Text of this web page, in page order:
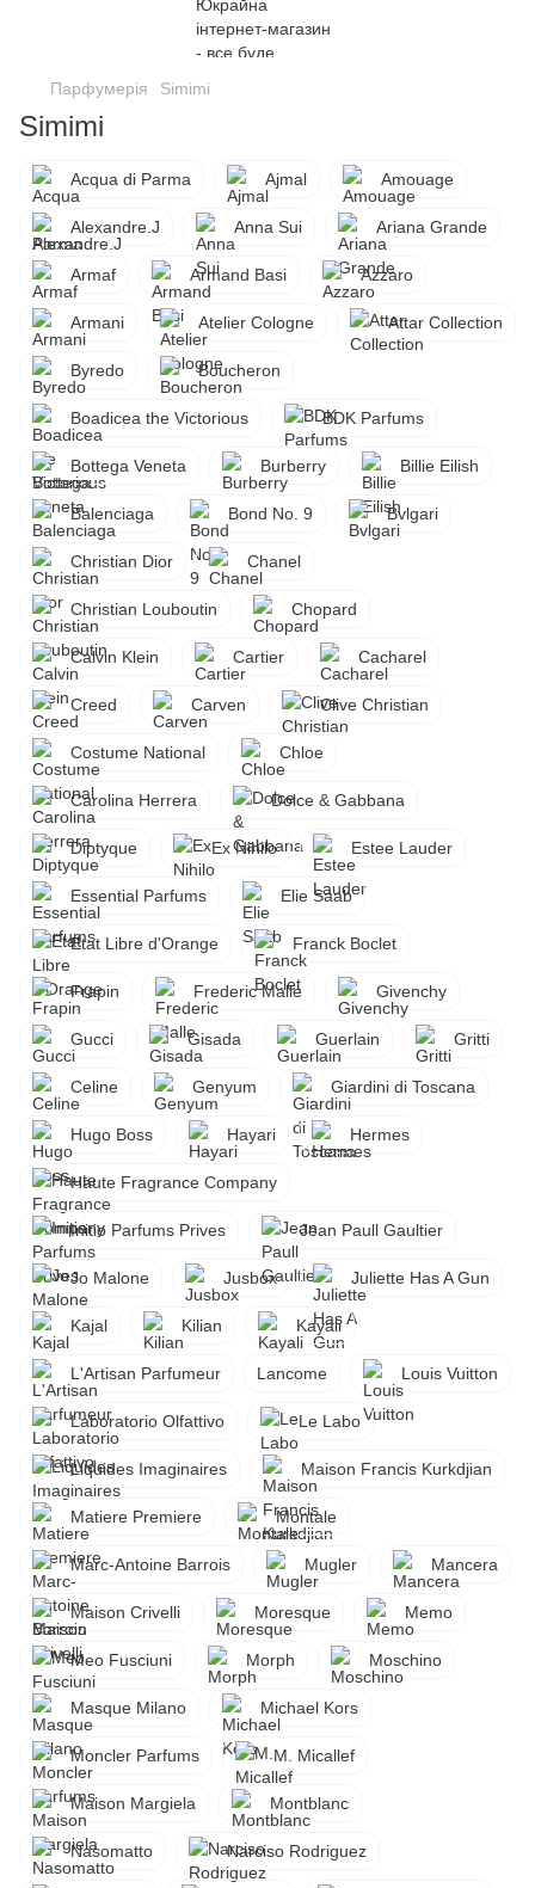
Парфумерія Simimi
Simimi
Acqua di Parma Ajmal Amouage
Alexandre.J Anna Sui Ariana Grande
Armaf Armand Basi Azzaro
Armani Atelier Cologne Attar Collection
Byredo Boucheron
Boadicea the Victorious BDK Parfums
Bottega Veneta Burberry Billie Eilish
Balenciaga Bond No. 9 Bvlgari
Christian Dior Chanel
Christian Louboutin Chopard
Calvin Klein Cartier Cacharel
Creed Carven Clive Christian
Costume National Chloe
Carolina Herrera Dolce & Gabbana
Diptyque Ex Nihilo Estee Lauder
Essential Parfums Elie Saab
Etat Libre d'Orange Franck Boclet
Frapin Frederic Malle Givenchy
Gucci Gisada Guerlain Gritti
Celine Genyum Giardini di Toscana
Hugo Boss Hayari Hermes
Haute Fragrance Company
Initio Parfums Prives Jean Paull Gaultier
Jo Malone Jusbox Juliette Has A Gun
Kajal Kilian Kayali
L'Artisan Parfumeur Lancome Louis Vuitton
Laboratorio Olfattivo Le Labo
Liquides Imaginaires Maison Francis Kurkdjian
Matiere Premiere Montale
Marc-Antoine Barrois Mugler Mancera
Maison Crivelli Moresque Memo
Meo Fusciuni Morph Moschino
Masque Milano Michael Kors
Moncler Parfums M. Micallef
Maison Margiela Montblanc
Nasomatto Narciso Rodriguez